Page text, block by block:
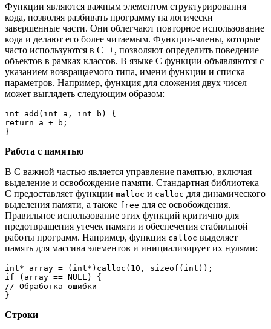
Функции являются важным элементом структурирования
кода, позволяя разбивать программу на логически
завершенные части. Они облегчают повторное использование
кода и делают его более читаемым. Функции-члены, которые
часто используются в C++, позволяют определить поведение
объектов в рамках классов. В языке C функции объявляются с
указанием возвращаемого типа, имени функции и списка
параметров. Например, функция для сложения двух чисел
может выглядеть следующим образом:
int add(int a, int b) {
return a + b;
Работа с памятью
В C важной частью является управление памятью, включая
выделение и освобождение памяти. Стандартная библиотека
C предоставляет функции malloc и calloc для динамического
выделения памяти, а также free для ее освобождения.
Правильное использование этих функций критично для
предотвращения утечек памяти и обеспечения стабильной
работы программ. Например, функция calloc выделяет
память для массива элементов и инициализирует их нулями:
int* array = (int*)calloc(10, sizeof(int));
if (array == NULL) {
// Обработка ошибки
Строки